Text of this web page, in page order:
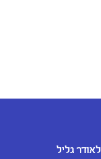
לאודר גליל